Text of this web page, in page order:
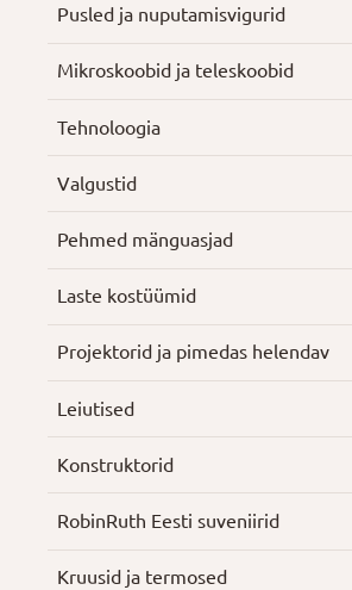
Pusled ja nuputamisvigurid
Mikroskoobid ja teleskoobid
Tehnoloogia
Valgustid
Pehmed mänguasjad
Laste kostüümid
Projektorid ja pimedas helendav
Leiutised
Konstruktorid
RobinRuth Eesti suveniirid
Kruusid ja termosed